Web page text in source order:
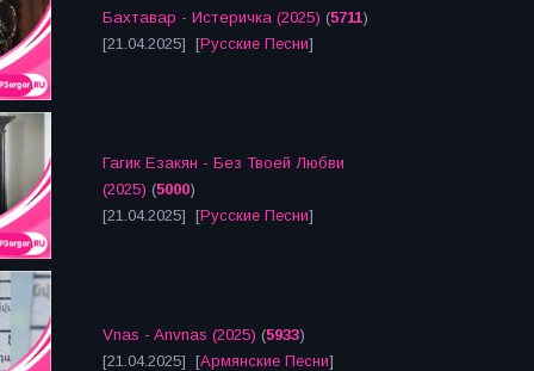
Бахтавар - Истеричка (2025) (5711)
[21.04.2025] [Русские Песни]
Гагик Езакян - Без Твоей Любви
(2025) (5000)
[21.04.2025] [Русские Песни]
Vnas - Anvnas (2025) (5933)
[21.04.2025] [Армянские Песни]